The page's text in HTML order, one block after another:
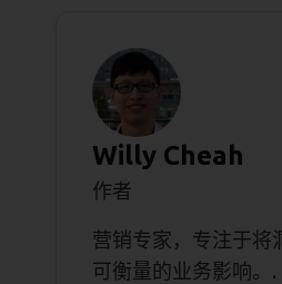
Willy Cheah
作者
营销专家，专注于将
可衡量的业务影响。.